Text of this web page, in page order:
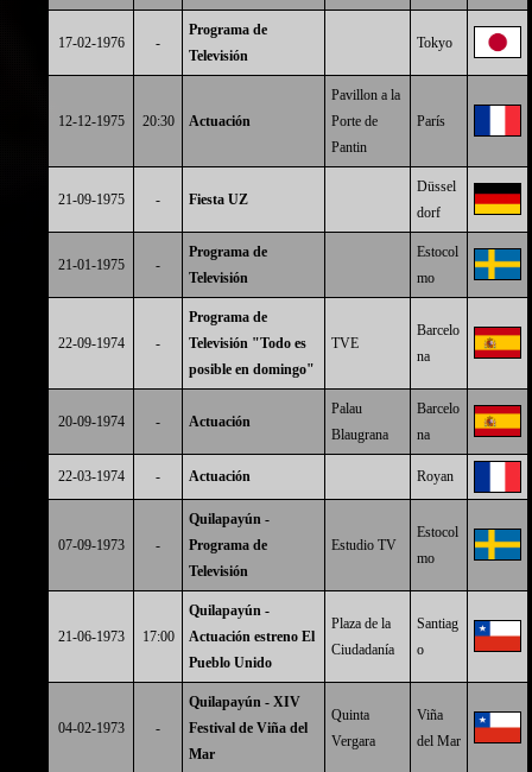
17-02-1976 -
Programa de
Televisión
Tokyo
12-12-1975 20:30 Actuación
Pavillon a la
Porte de
Pantin
París
21-09-1975 - Fiesta UZ
Düssel
dorf
21-01-1975 -
Programa de
Televisión
Estocol
mo
22-09-1974 -
Programa de
Televisión "Todo es
posible en domingo"
TVE
Barcelo
na
20-09-1974 - Actuación
Palau
Blaugrana
Barcelo
na
22-03-1974 - Actuación Royan
07-09-1973 -
Quilapayún -
Programa de
Televisión
Estudio TV
Estocol
mo
21-06-1973 17:00
Quilapayún -
Actuación estreno El
Pueblo Unido
Plaza de la
Ciudadanía
Santiag
o
04-02-1973 -
Quilapayún - XIV
Festival de Viña del
Mar
Quinta
Vergara
Viña
del Mar